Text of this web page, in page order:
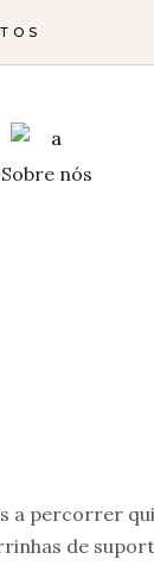
Sobre nós
a percorrer
de